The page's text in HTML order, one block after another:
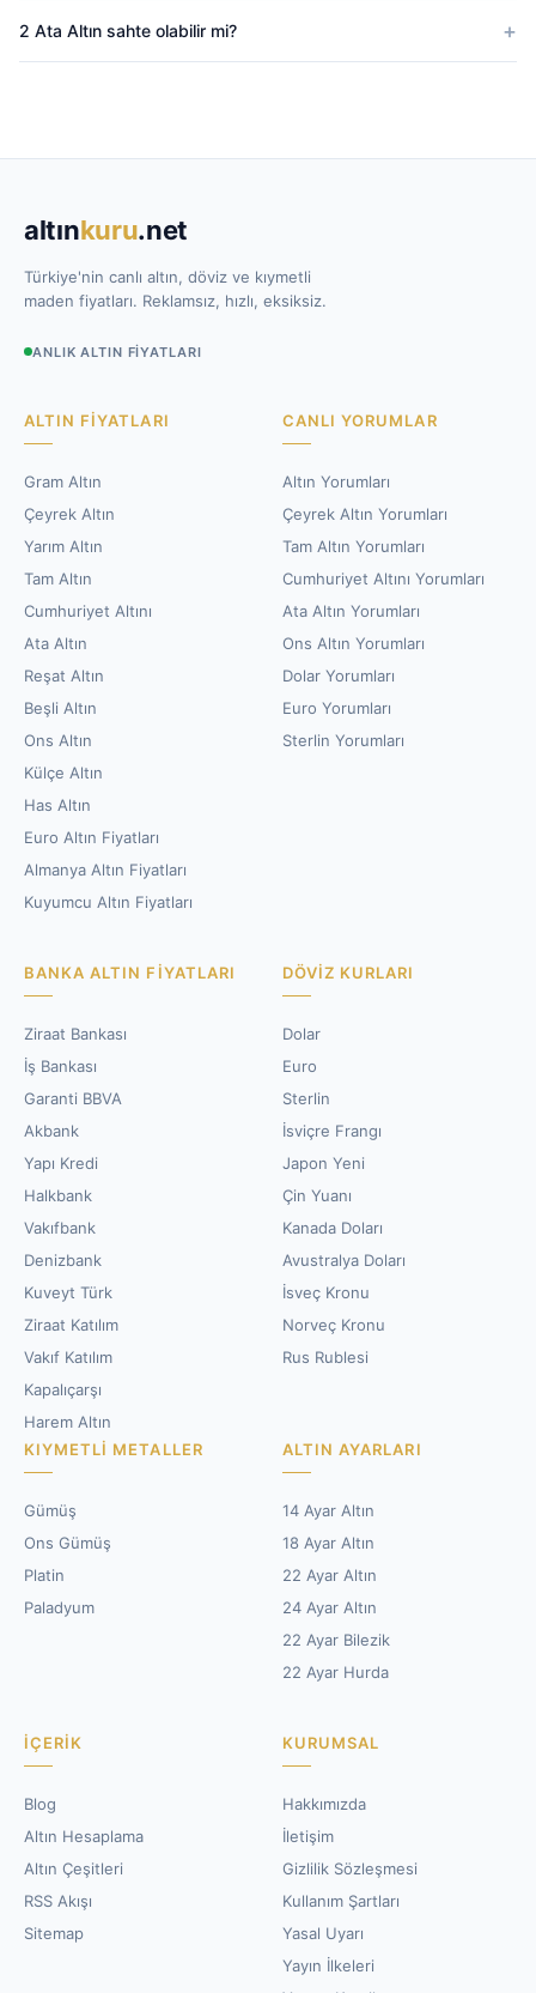
2 Ata Altın sahte olabilir mi?
altınkuru.net
Türkiye'nin canlı altın, döviz ve kıymetli
maden fiyatları. Reklamsız, hızlı, eksiksiz.
ANLIK ALTIN FIYATLARI
ALTIN FIYATLARI
Gram Altın
Çeyrek Altın
Yarım Altın
Tam Altın
Cumhuriyet Altını
Ata Altın
Reşat Altın
Beşli Altın
Ons Altın
Külçe Altın
Has Altın
Euro Altın Fiyatları
Almanya Altın Fiyatları
Kuyumcu Altın Fiyatları
CANLI YORUMLAR
Altın Yorumları
Çeyrek Altın Yorumları
Tam Altın Yorumları
Cumhuriyet Altını Yorumları
Ata Altın Yorumları
Ons Altın Yorumları
Dolar Yorumları
Euro Yorumları
Sterlin Yorumları
BANKA ALTIN FIYATLARI
Ziraat Bankası
İş Bankası
Garanti BBVA
Akbank
Yapı Kredi
Halkbank
Vakıfbank
Denizbank
Kuveyt Türk
Ziraat Katılım
Vakıf Katılım
Kapalıçarşı
Harem Altın
DÖVIZ KURLARI
Dolar
Euro
Sterlin
İsviçre Frangı
Japon Yeni
Çin Yuanı
Kanada Doları
Avustralya Doları
İsveç Kronu
Norveç Kronu
Rus Rublesi
KIYMETLI METALLER
Gümüş
Ons Gümüş
Platin
Paladyum
ALTIN AYARLARI
14 Ayar Altın
18 Ayar Altın
22 Ayar Altın
24 Ayar Altın
22 Ayar Bilezik
22 Ayar Hurda
İÇERIK
Blog
Altın Hesaplama
Altın Çeşitleri
RSS Akışı
Sitemap
KURUMSAL
Hakkımızda
İletişim
Gizlilik Sözleşmesi
Kullanım Şartları
Yasal Uyarı
Yayın İlkeleri